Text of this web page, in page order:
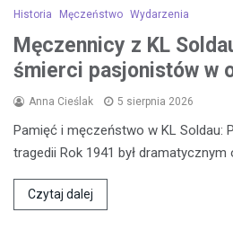
Historia Męczeństwo Wydarzenia
Męczennicy z KL
śmierci pasjonistów w
Anna Cieślak 5 sierpnia 2026
Pamięć i męczeństwo w KL Soldau:
tragedii Rok 1941 był dramatycznym
Czytaj dalej